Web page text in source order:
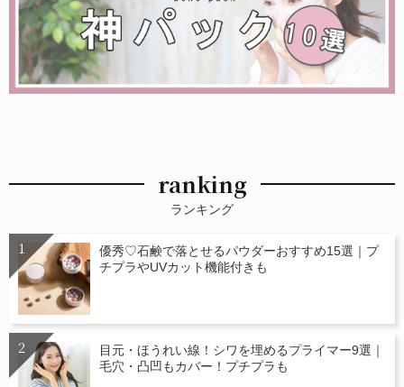
ranking
ランキング
優秀♡石鹸で落とせるパウダーおすすめ15選｜プ
チプラやUVカット機能付きも
目元・ほうれい線！シワを埋めるプライマー9選｜
毛穴・凸凹もカバー！プチプラも